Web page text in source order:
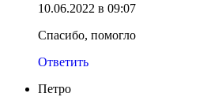
10.06.2022 в 09:07
Спасибо, помогло
Ответить
Петро